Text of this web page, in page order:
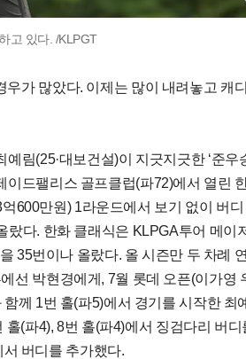
고 있다. /KLPGT
가 많았다. 이제는 많이 내려놓고 캐
림(25·대보건설)이 지긋지긋한 ‘준우
드팰리스 골프클럽(파72)에서 열린
600만원) 1라운드에서 보기 없이 버
랐다. 한화 클래식은 KLPGA투어 메이
35번이나 올랐다. 올 시즌만 두 차례
선 박현경에게, 7월 롯데 오픈(이가영
께 1번 홀(파5)에서 경기를 시작한 최
(파4), 8번 홀(파4)에서 징검다리 버
버디를 추가했다.